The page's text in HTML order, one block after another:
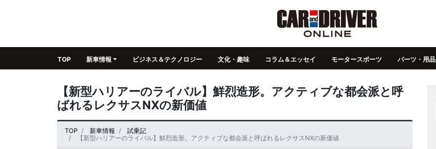
TOP 新車情報 ビジネス＆テクノロジー 文化・趣味 コラム＆エッセイ モータースポーツ パーツ・用品
【新型ハリアーのライバル】鮮烈造形。アクティブな都会派と呼
ばれるレクサスNXの新価値
TOP 新車情報
試乗記
【新型ハリアーのライバル】鮮烈造形。アクティブな都会派と呼ばれるレクサスNXの新価値